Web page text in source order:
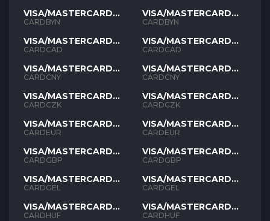
VISA/MASTERCARD
BYN
CARDBYN
VISA/MASTERCARD
CAD
CARDCAD
VISA/MASTERCARD
CNY
CARDCNY
VISA/MASTERCARD
CZK
CARDCZK
VISA/MASTERCARD
EUR
CARDEUR
VISA/MASTERCARD
GBP
CARDGBP
VISA/MASTERCARD
GEL
CARDGEL
VISA/MASTERCARD
HUF
CARDHUF
VISA/MASTERCARD
BYN
CARDBYN
VISA/MASTERCARD
CAD
CARDCAD
VISA/MASTERCARD
CNY
CARDCNY
VISA/MASTERCARD
CZK
CARDCZK
VISA/MASTERCARD
EUR
CARDEUR
VISA/MASTERCARD
GBP
CARDGBP
VISA/MASTERCARD
GEL
CARDGEL
VISA/MASTERCARD
HUF
CARDHUF